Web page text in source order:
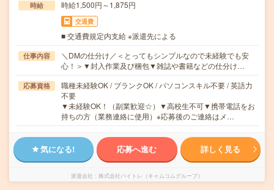
時給 時給1,500円～1,875円
交通費
■ 交通費規定内支給 ※派遣先による
仕事内容
＼DMの仕分け／＜とってもシンプルなので未経験でも安
心！＞▼封入作業及び梱包▼雑誌や書籍などの仕分け…
応募資格
職種未経験OK / ブランクOK / パソコンスキル不要 / 英語力
不要
▼未経験OK！（副業歓迎☆）▼高校生不可▼携帯電話をお
持ちの方（業務連絡に使用）※応募後のご連絡はメ…
気になる! 応募へ進む 詳しく見る
派遣会社 株式会社バイトレ（キャムコムグループ）